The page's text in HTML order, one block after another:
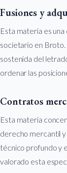
Fusiones y
Esta materia es
societario en
sostenida del
ordenar las
Contratos
Esta materia
derecho mercantil
técnico profundo y
valorado esta